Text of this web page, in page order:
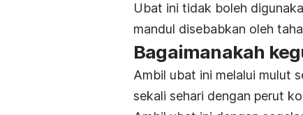
Ubat ini tidak boleh
mandul disebabkan oleh
Bagaimanakah
Ambil ubat ini melalui mulut
sekali sehari dengan perut